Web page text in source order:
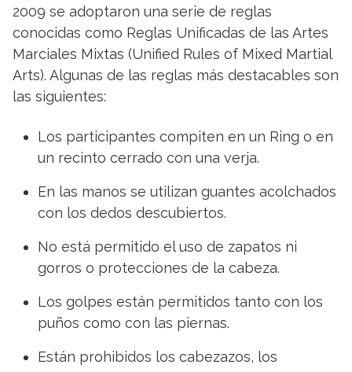
2009 se adoptaron una serie de reglas
conocidas como Reglas Unificadas de las Artes
Marciales Mixtas (Unified Rules of Mixed Martial
Arts). Algunas de las reglas más destacables son
las siguientes:
Los participantes compiten en un Ring o en
un recinto cerrado con una verja.
En las manos se utilizan guantes acolchados
con los dedos descubiertos.
No está permitido el uso de zapatos ni
gorros o protecciones de la cabeza.
Los golpes están permitidos tanto con los
puños como con las piernas.
Están prohibidos los cabezazos, los